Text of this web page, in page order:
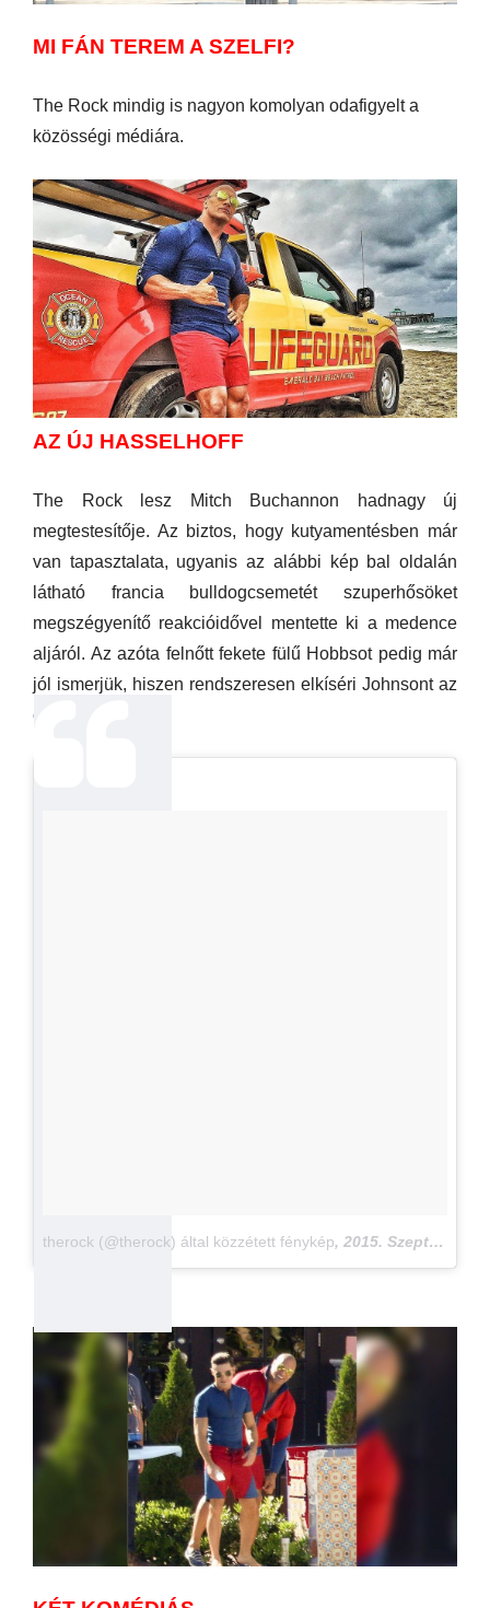
MI FÁN TEREM A SZELFI?
The Rock mindig is nagyon komolyan odafigyelt a
közösségi médiára.
AZ ÚJ HASSELHOFF
The Rock lesz Mitch Buchannon hadnagy új
megtestesítője. Az biztos, hogy kutyamentésben már
van tapasztalata, ugyanis az alábbi kép bal oldalán
látható francia bulldogcsemetét szuperhősöket
megszégyenítő reakcióidővel mentette ki a medence
aljáról. Az azóta felnőtt fekete fülű Hobbsot pedig már
jól ismerjük, hiszen rendszeresen elkíséri Johnsont az
edzésekre.
therock (@therock) által közzétett fénykép, 2015. Szept 7., 15:35 PDT